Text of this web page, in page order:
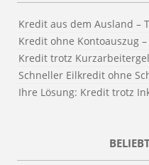
Kredit aus dem Ausland –
Kredit ohne Kontoauszug
Kredit trotz
Schneller Eilkredit ohne
Ihre Lösung: Kredit trotz